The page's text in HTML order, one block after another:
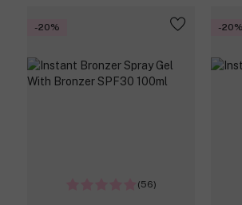
-20%
(56)
-20%